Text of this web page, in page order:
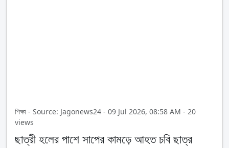
শিক্ষা - Source: Jagonews24 - 09 Jul 2026, 08:58 AM - 20
views
ছাত্রী হলের পাশে সাপের কামড়ে আহত চবি ছাত্র